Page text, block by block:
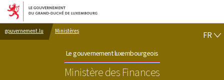
Aller au menu principal
Aller au contenu
gouvernement.lu Ministères
Le gouvernement luxembourgeois
Ministère des Finances
FR